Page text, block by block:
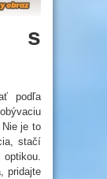
s
podľa
je to
stačí
pridajte